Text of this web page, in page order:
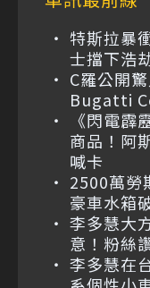
特斯拉暴
士擋下浩
C羅公開
Bugatti
《閃電霹
商品！阿
喊卡
2500萬勞
豪車水箱
李多慧大
意！粉絲
李多慧在